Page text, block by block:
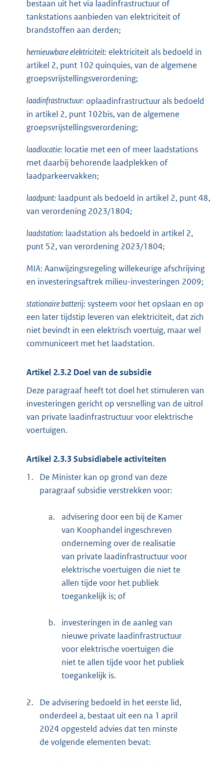
bestaan uit het via laadinfrastructuur of
tankstations aanbieden van elektriciteit of
brandstoffen aan derden;
hernieuwbare elektriciteit: elektriciteit als bedoeld in
artikel 2, punt 102 quinquies, van de algemene
groepsvrijstellingsverordening;
laadinfrastructuur: oplaadinfrastructuur als bedoeld
in artikel 2, punt 102bis, van de algemene
groepsvrijstellingsverordening;
laadlocatie: locatie met een of meer laadstations
met daarbij behorende laadplekken of
laadparkeervakken;
laadpunt: laadpunt als bedoeld in artikel 2, punt 48,
van verordening 2023/1804;
laadstation: laadstation als bedoeld in artikel 2,
punt 52, van verordening 2023/1804;
MIA: Aanwijzingsregeling willekeurige afschrijving
en investeringsaftrek milieu-investeringen 2009;
stationaire batterij: systeem voor het opslaan en op
een later tijdstip leveren van elektriciteit, dat zich
niet bevindt in een elektrisch voertuig, maar wel
communiceert met het laadstation.
Artikel 2.3.2 Doel van de subsidie
Deze paragraaf heeft tot doel het stimuleren van
investeringen gericht op versnelling van de uitrol
van private laadinfrastructuur voor elektrische
voertuigen.
Artikel 2.3.3 Subsidiabele activiteiten
1.
De Minister kan op grond van deze
paragraaf subsidie verstrekken voor:
a.
advisering door een bij de Kamer
van Koophandel ingeschreven
onderneming over de realisatie
van private laadinfrastructuur voor
elektrische voertuigen die niet te
allen tijde voor het publiek
toegankelijk is; of
b.
investeringen in de aanleg van
nieuwe private laadinfrastructuur
voor elektrische voertuigen die
niet te allen tijde voor het publiek
toegankelijk is.
2.
De advisering bedoeld in het eerste lid,
onderdeel a, bestaat uit een na 1 april
2024 opgesteld advies dat ten minste
de volgende elementen bevat: